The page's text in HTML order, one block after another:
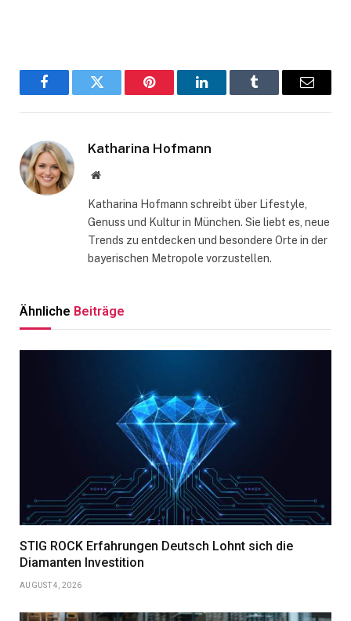
FacebookTwitter Pinterest LinkedInTumblr Email
Katharina Hofmann
Website
Katharina Hofmann schreibt über Lifestyle,
Genuss und Kultur in München. Sie liebt es, neue
Trends zu entdecken und besondere Orte in der
bayerischen Metropole vorzustellen.
Ähnliche Beiträge
STIG ROCK Erfahrungen Deutsch Lohnt sich die
Diamanten Investition
AUGUST 4, 2026